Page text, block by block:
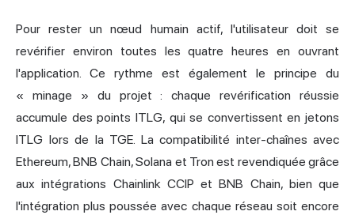
Pour rester un nœud humain actif, l'utilisateur doit se
revérifier environ toutes les quatre heures en ouvrant
l'application. Ce rythme est également le principe du
« minage » du projet : chaque revérification réussie
accumule des points ITLG, qui se convertissent en jetons
ITLG lors de la TGE. La compatibilité inter-chaînes avec
Ethereum, BNB Chain, Solana et Tron est revendiquée grâce
aux intégrations Chainlink CCIP et BNB Chain, bien que
l'intégration plus poussée avec chaque réseau soit encore